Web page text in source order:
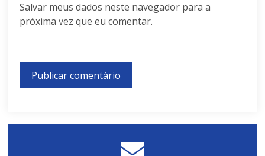
Salvar meus dados neste navegador para a
próxima vez que eu comentar.